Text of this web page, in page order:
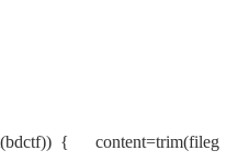
bdctf)) { content=trim(fileg